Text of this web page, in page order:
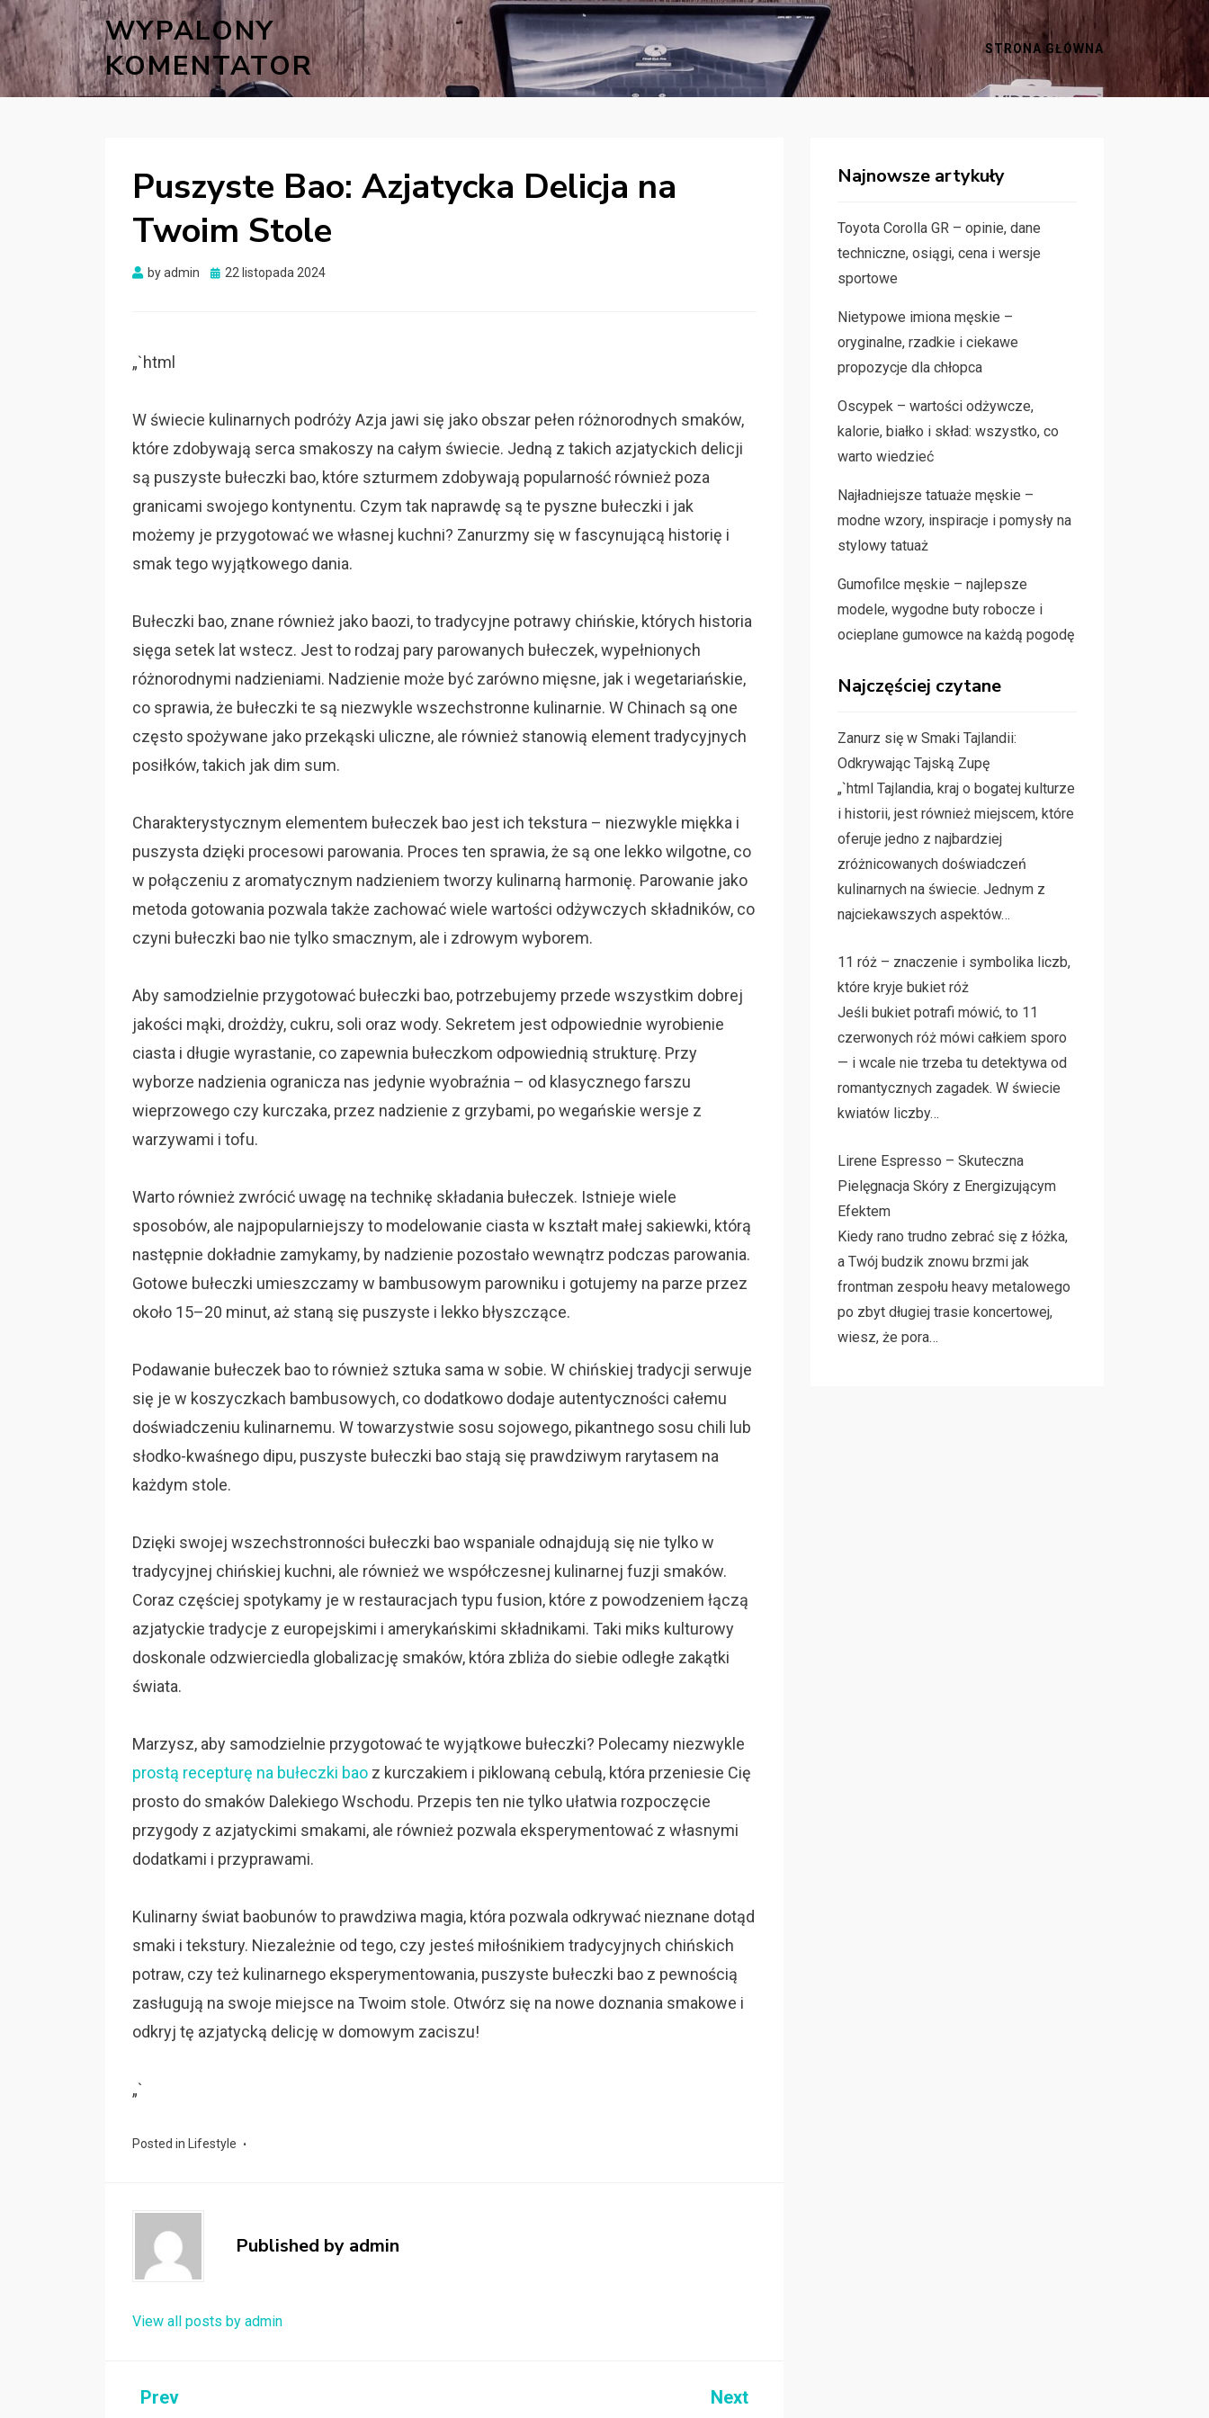
WYPALONY
KOMENTATOR
STRONA GŁÓWNA
Puszyste Bao: Azjatycka Delicja na
Twoim Stole
byadmin
Posted
22 listopada 2024
„`html
W świecie kulinarnych podróży Azja jawi się jako obszar pełen różnorodnych smaków,
które zdobywają serca smakoszy na całym świecie. Jedną z takich azjatyckich delicji
są puszyste bułeczki bao, które szturmem zdobywają popularność również poza
granicami swojego kontynentu. Czym tak naprawdę są te pyszne bułeczki i jak
możemy je przygotować we własnej kuchni? Zanurzmy się w fascynującą historię i
smak tego wyjątkowego dania.
Bułeczki bao, znane również jako baozi, to tradycyjne potrawy chińskie, których historia
sięga setek lat wstecz. Jest to rodzaj pary parowanych bułeczek, wypełnionych
różnorodnymi nadzieniami. Nadzienie może być zarówno mięsne, jak i wegetariańskie,
co sprawia, że bułeczki te są niezwykle wszechstronne kulinarnie. W Chinach są one
często spożywane jako przekąski uliczne, ale również stanowią element tradycyjnych
posiłków, takich jak dim sum.
Charakterystycznym elementem bułeczek bao jest ich tekstura – niezwykle miękka i
puszysta dzięki procesowi parowania. Proces ten sprawia, że są one lekko wilgotne, co
w połączeniu z aromatycznym nadzieniem tworzy kulinarną harmonię. Parowanie jako
metoda gotowania pozwala także zachować wiele wartości odżywczych składników, co
czyni bułeczki bao nie tylko smacznym, ale i zdrowym wyborem.
Aby samodzielnie przygotować bułeczki bao, potrzebujemy przede wszystkim dobrej
jakości mąki, drożdży, cukru, soli oraz wody. Sekretem jest odpowiednie wyrobienie
ciasta i długie wyrastanie, co zapewnia bułeczkom odpowiednią strukturę. Przy
wyborze nadzienia ogranicza nas jedynie wyobraźnia – od klasycznego farszu
wieprzowego czy kurczaka, przez nadzienie z grzybami, po wegańskie wersje z
warzywami i tofu.
Warto również zwrócić uwagę na technikę składania bułeczek. Istnieje wiele
sposobów, ale najpopularniejszy to modelowanie ciasta w kształt małej sakiewki, którą
następnie dokładnie zamykamy, by nadzienie pozostało wewnątrz podczas parowania.
Gotowe bułeczki umieszczamy w bambusowym parowniku i gotujemy na parze przez
około 15–20 minut, aż staną się puszyste i lekko błyszczące.
Podawanie bułeczek bao to również sztuka sama w sobie. W chińskiej tradycji serwuje
się je w koszyczkach bambusowych, co dodatkowo dodaje autentyczności całemu
doświadczeniu kulinarnemu. W towarzystwie sosu sojowego, pikantnego sosu chili lub
słodko-kwaśnego dipu, puszyste bułeczki bao stają się prawdziwym rarytasem na
każdym stole.
Dzięki swojej wszechstronności bułeczki bao wspaniale odnajdują się nie tylko w
tradycyjnej chińskiej kuchni, ale również we współczesnej kulinarnej fuzji smaków.
Coraz częściej spotykamy je w restauracjach typu fusion, które z powodzeniem łączą
azjatyckie tradycje z europejskimi i amerykańskimi składnikami. Taki miks kulturowy
doskonale odzwierciedla globalizację smaków, która zbliża do siebie odległe zakątki
świata.
Marzysz, aby samodzielnie przygotować te wyjątkowe bułeczki? Polecamy niezwykle
prostą recepturę na bułeczki bao z kurczakiem i piklowaną cebulą, która przeniesie Cię
prosto do smaków Dalekiego Wschodu. Przepis ten nie tylko ułatwia rozpoczęcie
przygody z azjatyckimi smakami, ale również pozwala eksperymentować z własnymi
dodatkami i przyprawami.
Kulinarny świat baobunów to prawdziwa magia, która pozwala odkrywać nieznane dotąd
smaki i tekstury. Niezależnie od tego, czy jesteś miłośnikiem tradycyjnych chińskich
potraw, czy też kulinarnego eksperymentowania, puszyste bułeczki bao z pewnością
zasługują na swoje miejsce na Twoim stole. Otwórz się na nowe doznania smakowe i
odkryj tę azjatycką delicję w domowym zaciszu!
„`
Posted in Lifestyle
Published by admin
View all posts by admin
Nawigacja
Prev Next
Najnowsze artykuły
Toyota Corolla GR – opinie, dane
techniczne, osiągi, cena i wersje
sportowe
Nietypowe imiona męskie –
oryginalne, rzadkie i ciekawe
propozycje dla chłopca
Oscypek – wartości odżywcze,
kalorie, białko i skład: wszystko, co
warto wiedzieć
Najładniejsze tatuaże męskie –
modne wzory, inspiracje i pomysły na
stylowy tatuaż
Gumofilce męskie – najlepsze
modele, wygodne buty robocze i
ocieplane gumowce na każdą pogodę
Najczęściej czytane
Zanurz się w Smaki Tajlandii:
Odkrywając Tajską Zupę
„`html Tajlandia, kraj o bogatej kulturze
i historii, jest również miejscem, które
oferuje jedno z najbardziej
zróżnicowanych doświadczeń
kulinarnych na świecie. Jednym z
najciekawszych aspektów…
11 róż – znaczenie i symbolika liczb,
które kryje bukiet róż
Jeśli bukiet potrafi mówić, to 11
czerwonych róż mówi całkiem sporo
— i wcale nie trzeba tu detektywa od
romantycznych zagadek. W świecie
kwiatów liczby…
Lirene Espresso – Skuteczna
Pielęgnacja Skóry z Energizującym
Efektem
Kiedy rano trudno zebrać się z łóżka,
a Twój budzik znowu brzmi jak
frontman zespołu heavy metalowego
po zbyt długiej trasie koncertowej,
wiesz, że pora…